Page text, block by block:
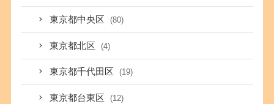
東京都中央区 (80)
東京都北区 (4)
東京都千代田区 (19)
東京都台東区 (12)